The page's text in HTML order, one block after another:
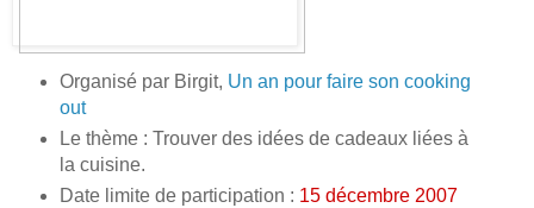
Organisé par Birgit, Un an pour faire son cooking
out
Le thème : Trouver des idées de cadeaux liées à
la cuisine.
Date limite de participation : 15 décembre 2007